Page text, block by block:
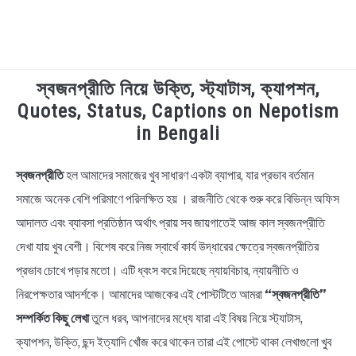
TECHNOLOGY
BIOGRAPHY
EDUCATIONAL
BENGALI WISHES
QUOTES & CAPTIONS
স্বজনপ্রীতি নিয়ে উক্তি, স্ট্যাটাস, ক্যাপশন,
Quotes, Status, Captions on Nepotism
in Bengali
in
Bengali
স্বজনপ্রীতিহল আমাদের সমাজের খুব সাধারণ একটা ব্যাপার, যার প্রভাব বর্তমান
সমাজে অনেক বেশি পরিমাণে পরিলক্ষিত হয় । রাজনীতি থেকে শুরু করে বিভিন্ন অফিস
আদালত এবং ব্যাবসা প্রতিষ্ঠান অর্থাৎ প্রায় সব জায়গাতেই আজ কাল স্বজনপ্রীতি
দেখা যায় খুব বেশী। বিশেষ করে নিজ স্বার্থে কার্য উদ্ধারের ক্ষেত্রে স্বজনপ্রীতির
প্রভাব চোখে পড়ার মতো। এটি ধ্বংস করে দিয়েছে ন্যায়বিচার, ন্যায়নীতি ও
নিরপেক্ষতার আদর্শকে। আমাদের আজকের এই পোস্টটিতে আমরা “স্বজনপ্রীতি”
সম্পর্কিত কিছু লেখাতুলে ধরব, আপনাদের মধ্যে যারা এই বিষয় নিয়ে স্ট্যাটাস,
ক্যাপশন, উক্তি, ছন্দ ইত্যাদি খোঁজ করে থাকেন তারা এই পোস্টে থাকা লেখাগুলো খুব